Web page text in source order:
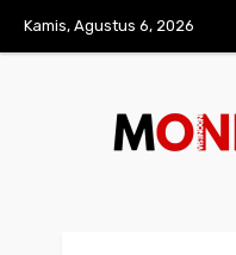
Kamis, Agustus 6, 2026